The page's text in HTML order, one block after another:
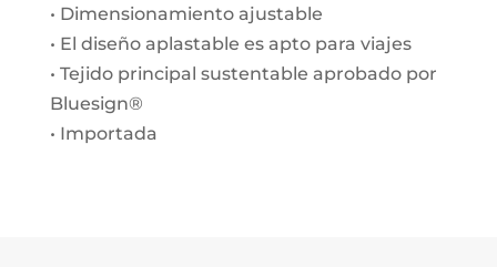
• Dimensionamiento ajustable
• El diseño aplastable es apto para viajes
• Tejido principal sustentable aprobado por
Bluesign®
• Importada